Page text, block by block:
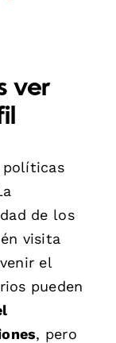
ver
políticas
de los
visita
el
pueden
, pero